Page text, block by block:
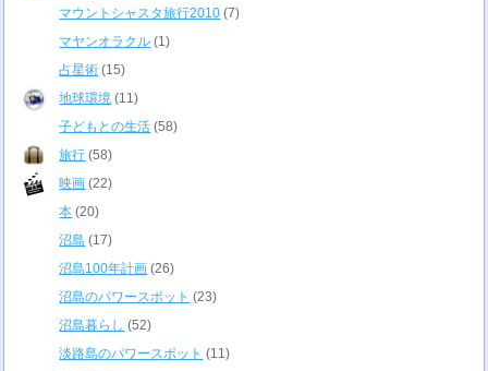
マウントシャスタ旅行2010 (7)
マヤンオラクル (1)
占星術 (15)
地球環境 (11)
子どもとの生活 (58)
旅行 (58)
映画 (22)
本 (20)
沼島 (17)
沼島100年計画 (26)
沼島のパワースポット (23)
沼島暮らし (52)
淡路島のパワースポット (11)